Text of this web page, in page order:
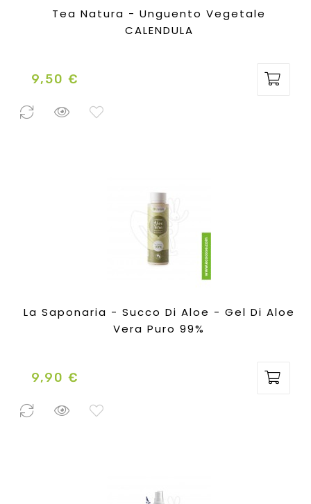
Tea Natura - Unguento Vegetale
CALENDULA
Prezzo
9,50 €
La Saponaria - Succo Di Aloe - Gel Di Aloe
Vera Puro 99%
Prezzo
9,90 €
1 Pezzo